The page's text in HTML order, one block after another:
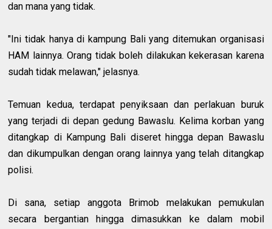
dan mana yang tidak.
"Ini tidak hanya di kampung Bali yang ditemukan organisasi
HAM lainnya. Orang tidak boleh dilakukan kekerasan karena
sudah tidak melawan," jelasnya.
Temuan kedua, terdapat penyiksaan dan perlakuan buruk
yang terjadi di depan gedung Bawaslu. Kelima korban yang
ditangkap di Kampung Bali diseret hingga depan Bawaslu
dan dikumpulkan dengan orang lainnya yang telah ditangkap
polisi.
Di sana, setiap anggota Brimob melakukan pemukulan
secara bergantian hingga dimasukkan ke dalam mobil